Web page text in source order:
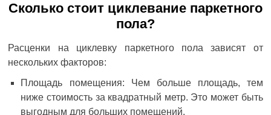
Сколько стоит циклевание паркетного
пола?
Расценки на циклевку паркетного пола зависят от
нескольких факторов:
Площадь помещения: Чем больше площадь, тем
ниже стоимость за квадратный метр. Это может быть
выгодным для больших помещений.